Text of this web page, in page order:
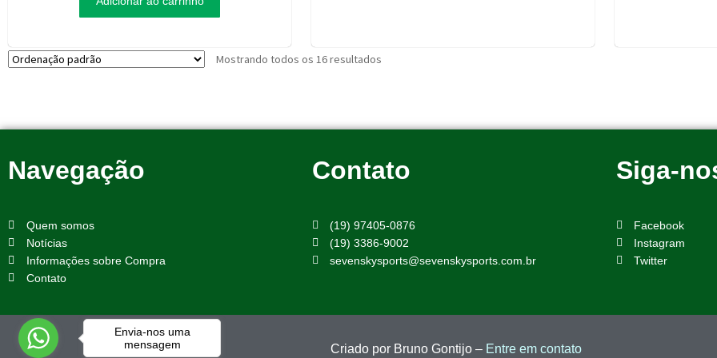
Mostrando todos os 16 resultados
Navegação
Quem somos
Notícias
Informações sobre Compra
Contato
Contato
(19) 97405-0876
(19) 3386-9002
sevenskysports@sevenskysports.com.br
Siga-
Facebook
Instagram
Twitter
Criado por Bruno Gontijo – Entre em contato
Envia-nos uma
mensagem